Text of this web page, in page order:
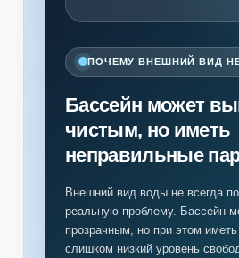
ПОЧЕМУ ВНЕШНИЙ ВИД
Бассейн может
чистым, но иметь
неправильные
Внешний вид воды не всегда
реальную проблему. Бассейн
прозрачным, но при этом
слишком низкий уровень